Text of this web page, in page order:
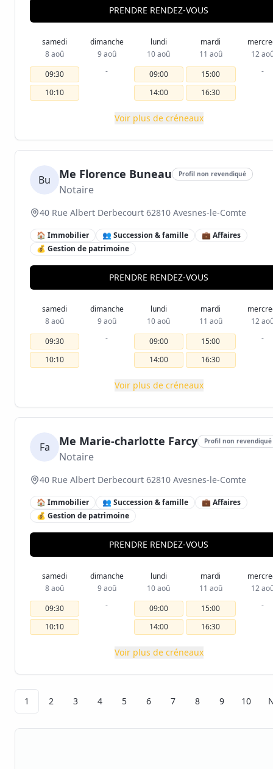
PRENDRE RENDEZ-VOUS
samedi
8 aoû
09:30
10:10
dimanche
9 aoû
-
lundi
10 aoû
09:00
14:00
mardi
11 aoû
15:00
16:30
12
-
Voir plus de créneaux
Bu Me Florence Buneau Profil non revendiqué
Notaire
40 Rue Albert Derbecourt 62810 Avesnes-le-Comte
🏠 Immobilier 👥 Succession & famille
💼 Affaires
💰 Gestion de patrimoine
PRENDRE RENDEZ-VOUS
samedi
8 aoû
09:30
10:10
dimanche
9 aoû
-
lundi
10 aoû
09:00
14:00
mardi
11 aoû
15:00
16:30
12
-
Voir plus de créneaux
Fa Me Marie-charlotte Farcy Profil non revendiqué
Notaire
40 Rue Albert Derbecourt 62810 Avesnes-le-Comte
🏠 Immobilier 👥 Succession & famille
💼 Affaires
💰 Gestion de patrimoine
PRENDRE RENDEZ-VOUS
samedi
8 aoû
09:30
10:10
dimanche
9 aoû
-
lundi
10 aoû
09:00
14:00
mardi
11 aoû
15:00
16:30
12
-
Voir plus de créneaux
1 2 3 4 5 6 7 8 9 10